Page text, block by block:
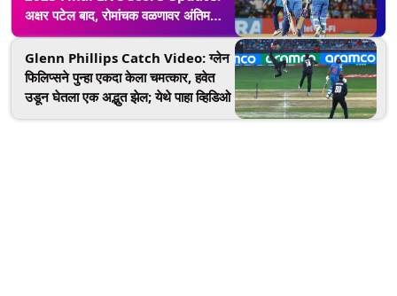
अक्षर पटेल बाद, रोमांचक वळणावर अंतिम
सामना; राहुल आणि हार्दिक क्रीजवर उपस्थित
Glenn Phillips Catch Video: ग्लेन
फिलिप्सने पुन्हा एकदा केला चमत्कार, हवेत
उडून घेतला एक अद्भुत झेल; येथे पाहा व्हिडिओ